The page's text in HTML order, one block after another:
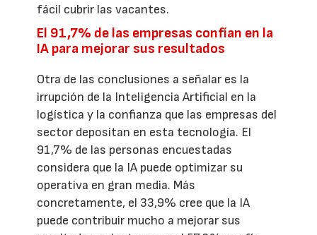
fácil cubrir las vacantes.
El 91,7% de las empresas confían en la
IA para mejorar sus resultados
Otra de las conclusiones a señalar es la
irrupción de la Inteligencia Artificial en la
logística y la confianza que las empresas del
sector depositan en esta tecnología. El
91,7% de las personas encuestadas
considera que la IA puede optimizar su
operativa en gran media. Más
concretamente, el 33,9% cree que la IA
puede contribuir mucho a mejorar sus